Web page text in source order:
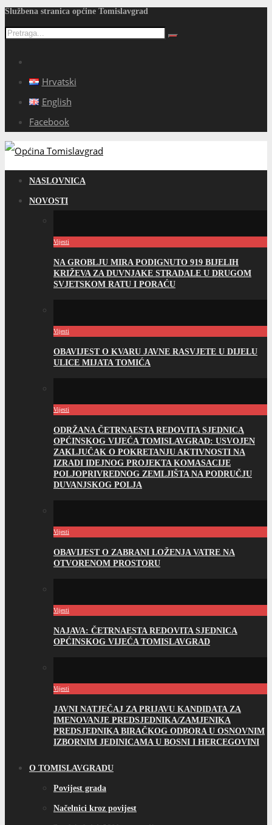
Službena stranica općine Tomislavgrad
Hrvatski
English
Facebook
NASLOVNICA
NOVOSTI
Vijesti
NA GROBLJU MIRA PODIGNUTO 919 BIJELIH
KRIŽEVA ZA DUVNJAKE STRADALE U DRUGOM
SVJETSKOM RATU I PORAĆU
Vijesti
OBAVIJEST O KVARU JAVNE RASVJETE U DIJELU
ULICE MIJATA TOMIĆA
Vijesti
ODRŽANA ČETRNAESTA REDOVITA SJEDNICA
OPĆINSKOG VIJEĆA TOMISLAVGRAD: USVOJEN
ZAKLJUČAK O POKRETANJU AKTIVNOSTI NA
IZRADI IDEJNOG PROJEKTA KOMASACIJE
POLJOPRIVREDNOG ZEMLJIŠTA NA PODRUČJU
DUVANJSKOG POLJA
Vijesti
OBAVIJEST O ZABRANI LOŽENJA VATRE NA
OTVORENOM PROSTORU
Vijesti
NAJAVA: ČETRNAESTA REDOVITA SJEDNICA
OPĆINSKOG VIJEĆA TOMISLAVGRAD
Vijesti
JAVNI NATJEČAJ ZA PRIJAVU KANDIDATA ZA
IMENOVANJE PREDSJEDNIKA/ZAMJENIKA
PREDSJEDNIKA BIRAČKOG ODBORA U OSNOVNIM
IZBORNIM JEDINICAMA U BOSNI I HERCEGOVINI
O TOMISLAVGRADU
Povijest grada
Načelnici kroz povijest